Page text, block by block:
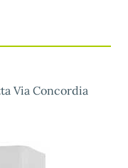
Via Concordia